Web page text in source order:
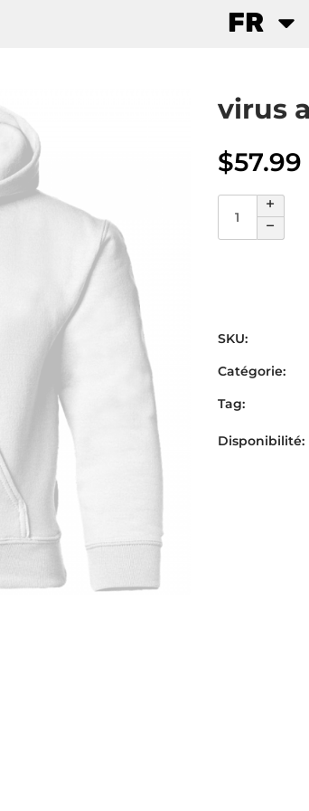
FR
virus
$57.99
SKU:
Catégorie:
Tag:
Disponibilité: